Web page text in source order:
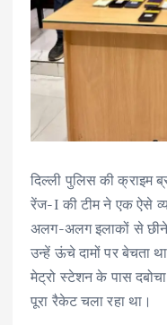
दिल्ली पुलिस की क्राइम
रेंज-I की टीम ने एक ऐसे
अलग-अलग इलाकों से छीने
उन्हें ऊंचे दामों पर बेचता
मेट्रो स्टेशन के पास
पूरा रैकेट चला रहा था।